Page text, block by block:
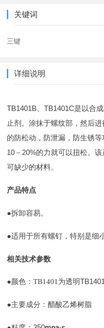
关键词
三键
详细说明
TB1401B、TB1401C是以合
止剂。涂抹于螺纹部，然后
的防松动，防泄漏，防生锈
10 －20%的力就可以扭松。
可缺少的材料。
产品特点
●拆卸容易。
●适用于所有螺钉，特别是细
相关技术参数
●颜色：TB1401为透明
●主要成分：醋酸乙烯树脂